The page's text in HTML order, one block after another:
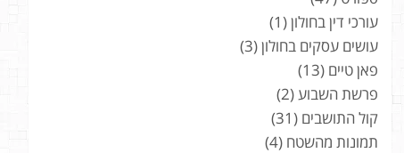
עורכי דין בחולון(1)
עושים עסקים בחולון(3)
פאן טיים (13)
פרשת השבוע (2)
קול התושבים (31)
תמונות מהשטח (4)